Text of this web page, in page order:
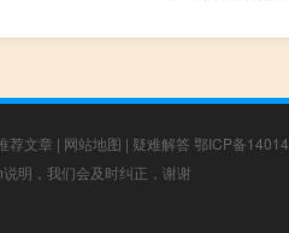
荐文章 | 网站地图 | 疑难解答 鄂ICP备
明，我们会及时纠正，谢谢